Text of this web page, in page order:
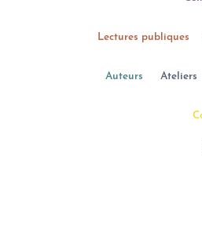
Lectures publiques
Auteurs Ateliers